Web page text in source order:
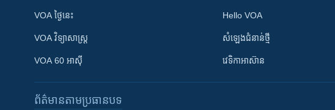
VOA ថ្ងៃនេះ
VOA ​វិទ្យាសាស្ត្រ
VOA 60 អាស៊ី
Hello VOA
សំឡេង​ជំនាន់​ថ្មី
វេទិកា​អាស៊ាន
ព័ត៌មាន​តាមប្រធានបទ​